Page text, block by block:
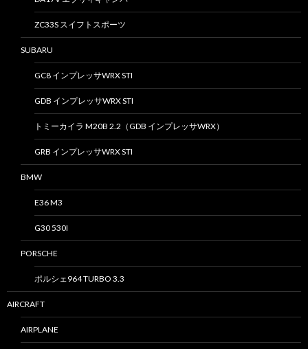
ZC33S スイフトスポーツ
SUBARU
GC8 インプレッサWRX STI
GDB インプレッサWRX STI
トミーカイラ M20B 2.2（GDB インプレッサWRX）
GRB インプレッサWRX STI
BMW
E36 M3
G30 530I
PORSCHE
ポルシェ964 TURBO 3.3
AIRCRAFT
AIRPLANE